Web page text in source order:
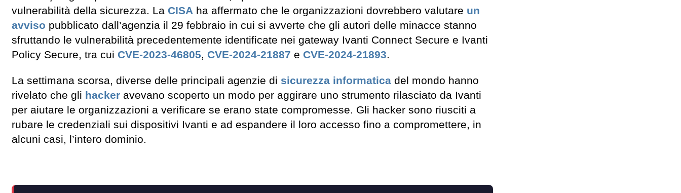
vulnerabilità della sicurezza. La CISA ha affermato che le organizzazioni dovrebbero valutare un
avviso pubblicato dall’agenzia il 29 febbraio in cui si avverte che gli autori delle minacce stanno
sfruttando le vulnerabilità precedentemente identificate nei gateway Ivanti Connect Secure e Ivanti
Policy Secure, tra cui CVE-2023-46805, CVE-2024-21887 e CVE-2024-21893.
La settimana scorsa, diverse delle principali agenzie di sicurezza informatica del mondo hanno
rivelato che gli hacker avevano scoperto un modo per aggirare uno strumento rilasciato da Ivanti
per aiutare le organizzazioni a verificare se erano state compromesse. Gli hacker sono riusciti a
rubare le credenziali sui dispositivi Ivanti e ad espandere il loro accesso fino a compromettere, in
alcuni casi, l’intero dominio.